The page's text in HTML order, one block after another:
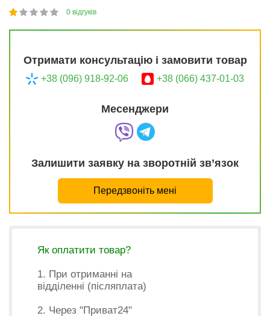
20
1
2
3
4
5 0 відгуків
Отримати консультацію і замовити товар
+38 (096) 918-92-06 +38 (066) 437-01-03
Месенджери
Залишити заявку на зворотній зв’язок
Передзвоніть мені
Як оплатити товар?
1. При отриманні на
відділенні (післяплата)
2. Через "Приват24"